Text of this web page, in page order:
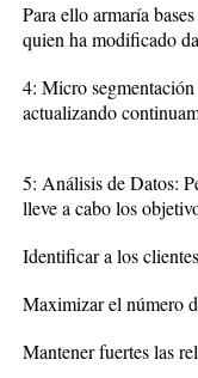
Para ello armaría
quien ha modificado
4: Micro
actualizando
5: Análisis de Datos:
lleve a cabo los
Identificar a los
Maximizar el número
Mantener fuertes las